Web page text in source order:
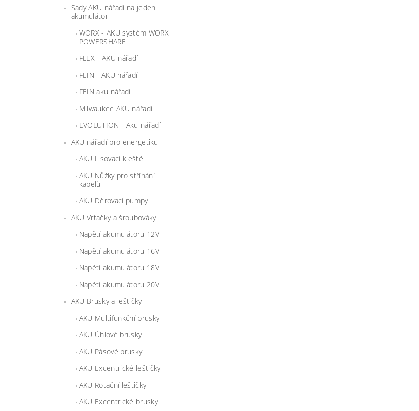
Sady AKU nářadí na jeden
akumulátor
WORX - AKU systém WORX
POWERSHARE
FLEX - AKU nářadí
FEIN - AKU nářadí
FEIN aku nářadí
Milwaukee AKU nářadí
EVOLUTION - Aku nářadí
AKU nářadí pro energetiku
AKU Lisovací kleště
AKU Nůžky pro stříhání
kabelů
AKU Děrovací pumpy
AKU Vrtačky a šroubováky
Napětí akumulátoru 12V
Napětí akumulátoru 16V
Napětí akumulátoru 18V
Napětí akumulátoru 20V
AKU Brusky a leštičky
AKU Multifunkční brusky
AKU Úhlové brusky
AKU Pásové brusky
AKU Excentrické leštičky
AKU Rotační leštičky
AKU Excentrické brusky